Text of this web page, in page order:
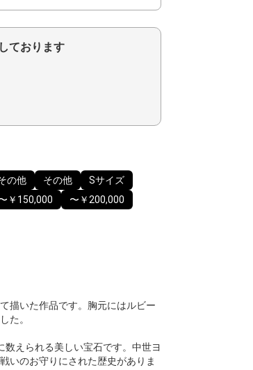
ております
の他 その他
Sサイズ
￥150,000 〜￥200,000
描いた作品です。胸元にはルビー
た。
えられる美しい宝石です。中世ヨ
いのお守りにされた歴史がありま